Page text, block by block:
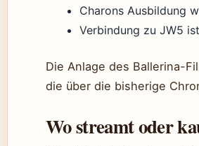
Charons Ausbildung
Verbindung zu JW5
Die Anlage des Ballerina-
die über die bisherige
Wo streamt oder